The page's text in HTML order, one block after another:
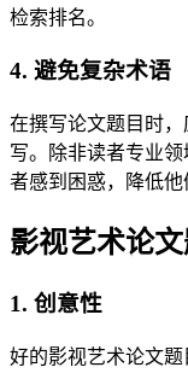
检索排名。
4. 避免复杂术语
在撰写论文题目时
写。除非读者专业
者感到困惑，降低他
影视艺术论
1. 创意性
好的影视艺术论文